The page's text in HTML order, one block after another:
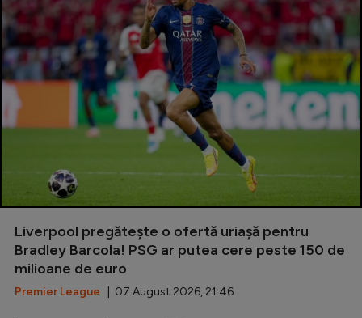
Liverpool pregătește o ofertă uriașă pentru
Bradley Barcola! PSG ar putea cere peste 150 de
milioane de euro
Premier League | 07 August 2026, 21:46